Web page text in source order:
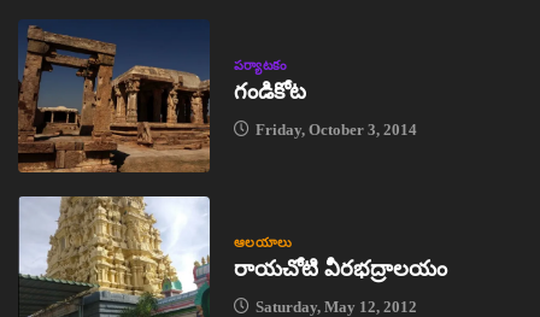
పర్యాటకం
గండికోట
Friday, October 3, 2014
ఆలయాలు
రాయచోటి వీరభద్రాలయం
Saturday, May 12, 2012